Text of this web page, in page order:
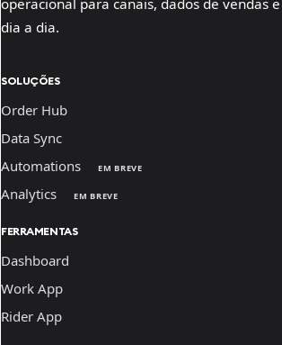
dia a dia.
SOLUÇÕES
Order Hub
Data Sync
Automations
EM BREVE
Analytics EM BREVE
FERRAMENTAS
Dashboard
Work App
Rider App